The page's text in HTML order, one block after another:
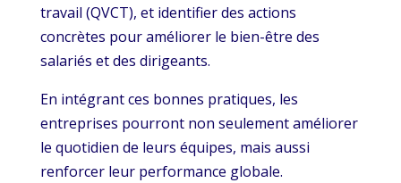
travail (QVCT), et identifier des actions
concrètes pour améliorer le bien-être des
salariés et des dirigeants.
En intégrant ces bonnes pratiques, les
entreprises pourront non seulement améliorer
le quotidien de leurs équipes, mais aussi
renforcer leur performance globale.